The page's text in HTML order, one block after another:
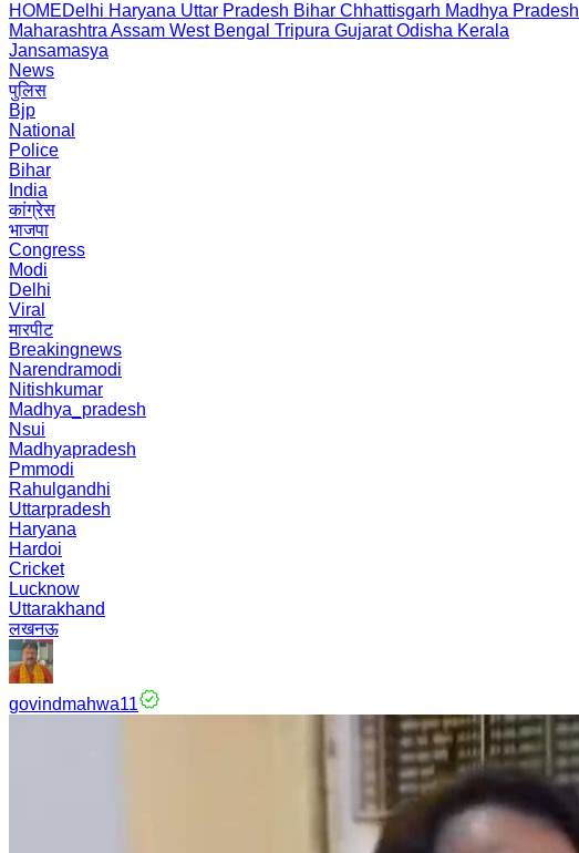
HOMEDelhi Haryana Uttar Pradesh Bihar Chhattisgarh Madhya Pradesh
Maharashtra Assam West Bengal Tripura Gujarat Odisha Kerala
Jansamasya
News
पुलिस
Bjp
National
Police
Bihar
India
कांग्रेस
भाजपा
Congress
Modi
Delhi
Viral
मारपीट
Breakingnews
Narendramodi
Nitishkumar
Madhya_pradesh
Nsui
Madhyapradesh
Pmmodi
Rahulgandhi
Uttarpradesh
Haryana
Hardoi
Cricket
Lucknow
Uttarakhand
लखनऊ
govindmahwa11